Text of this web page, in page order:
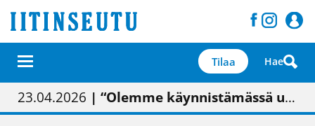
Tilaa Hae
01.02.2026 | Painon vaihtumisen pitäisi näkyä hieman parempana painojäljen laatuna lehdessä
05.02.2026 | Uudistettu kunnantalo on valoisa
23.04.2026 | “Olemme käynnistämässä uudelleen keskustavisiotyön”
09.05.2026| "Maalla on totuttu elämään omavaraisemmin kuin kaupungissa"